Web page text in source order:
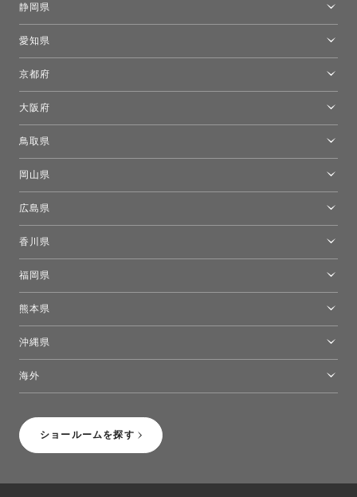
ショールームを探す
FLOS｜フロスデザインスペース青山
静岡県
愛知県
京都府
大阪府
鳥取県
岡山県
広島県
香川県
福岡県
熊本県
沖縄県
海外